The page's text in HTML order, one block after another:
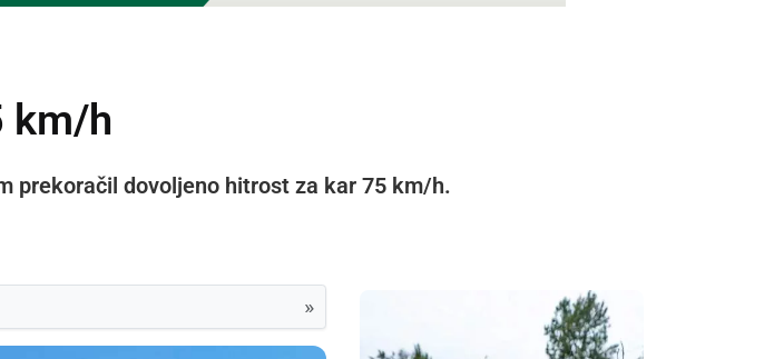
km/h
prekoračil dovoljeno hitrost za kar 75 km/h.
»